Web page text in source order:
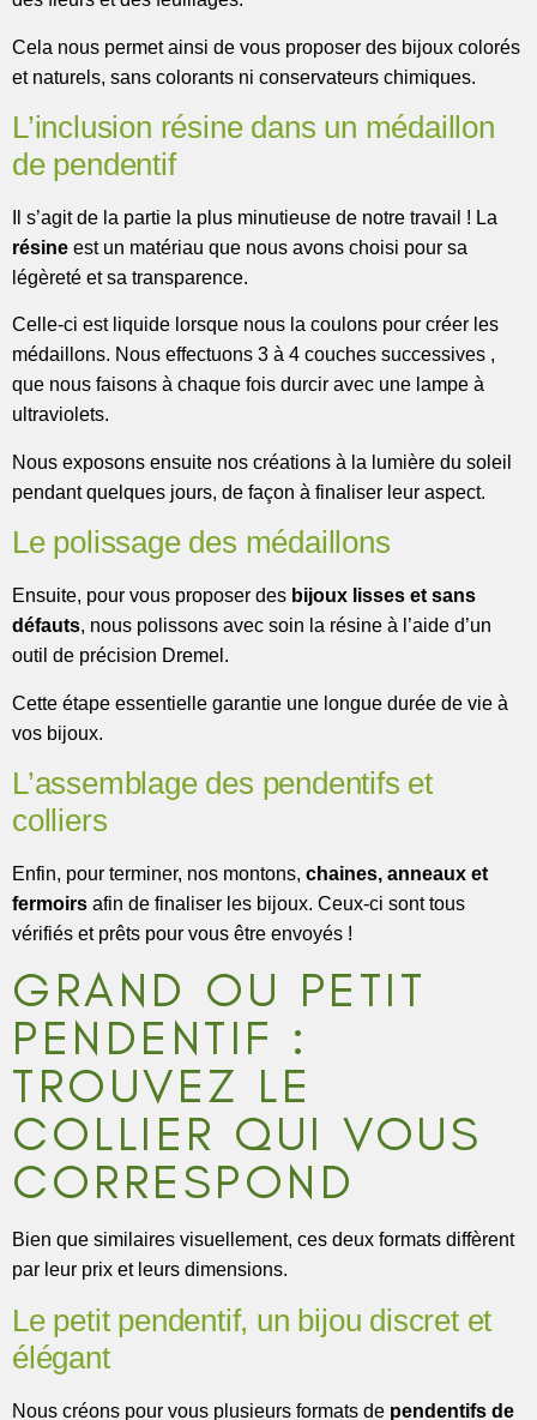
Cela nous permet ainsi de vous proposer des bijoux colorés
et naturels, sans colorants ni conservateurs chimiques.
L’inclusion résine dans un médaillon
de pendentif
Il s’agit de la partie la plus minutieuse de notre travail ! La
résine est un matériau que nous avons choisi pour sa
légèreté et sa transparence.
Celle-ci est liquide lorsque nous la coulons pour créer les
médaillons. Nous effectuons 3 à 4 couches successives ,
que nous faisons à chaque fois durcir avec une lampe à
ultraviolets.
Nous exposons ensuite nos créations à la lumière du soleil
pendant quelques jours, de façon à finaliser leur aspect.
Le polissage des médaillons
Ensuite, pour vous proposer des bijoux lisses et sans
défauts, nous polissons avec soin la résine à l’aide d’un
outil de précision Dremel.
Cette étape essentielle garantie une longue durée de vie à
vos bijoux.
L’assemblage des pendentifs et
colliers
Enfin, pour terminer, nos montons, chaines, anneaux et
fermoirs afin de finaliser les bijoux. Ceux-ci sont tous
vérifiés et prêts pour vous être envoyés !
GRAND OU PETIT
PENDENTIF :
TROUVEZ LE
COLLIER QUI VOUS
CORRESPOND
Bien que similaires visuellement, ces deux formats diffèrent
par leur prix et leurs dimensions.
Le petit pendentif, un bijou discret et
élégant
Nous créons pour vous plusieurs formats de pendentifs de